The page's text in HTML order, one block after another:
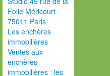
Folie Méricourt
75011 Paris
Les enchères
immobilières
Ventes aux
enchères
immobilières : les